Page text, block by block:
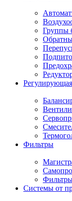
Группы
Фильтры
Системы от